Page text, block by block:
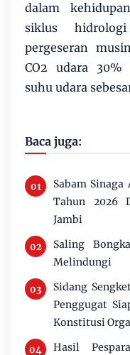
dalam
siklus
pergeseran
CO2 udara
suhu udara
Baca juga:
Sabam
Tahun 2026
Jambi
Saling
Melindungi
Sidang
Penggugat
Konstitusi
Hasil